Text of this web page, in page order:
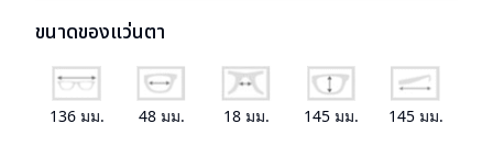
ขนาดของแว่นตา
136 มม. 48 มม. 18มม. 145มม. 145มม.